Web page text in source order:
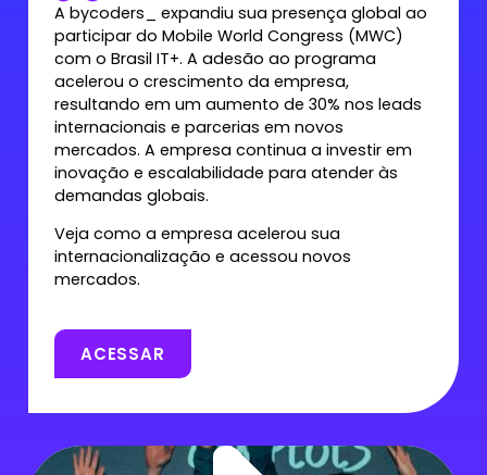
A bycoders_ expandiu sua presença global ao
participar do Mobile World Congress (MWC)
com o Brasil IT+. A adesão ao programa
acelerou o crescimento da empresa,
resultando em um aumento de 30% nos leads
internacionais e parcerias em novos
mercados. A empresa continua a investir em
inovação e escalabilidade para atender às
demandas globais.
Veja como a empresa acelerou sua
internacionalização e acessou novos
mercados.
ACESSAR